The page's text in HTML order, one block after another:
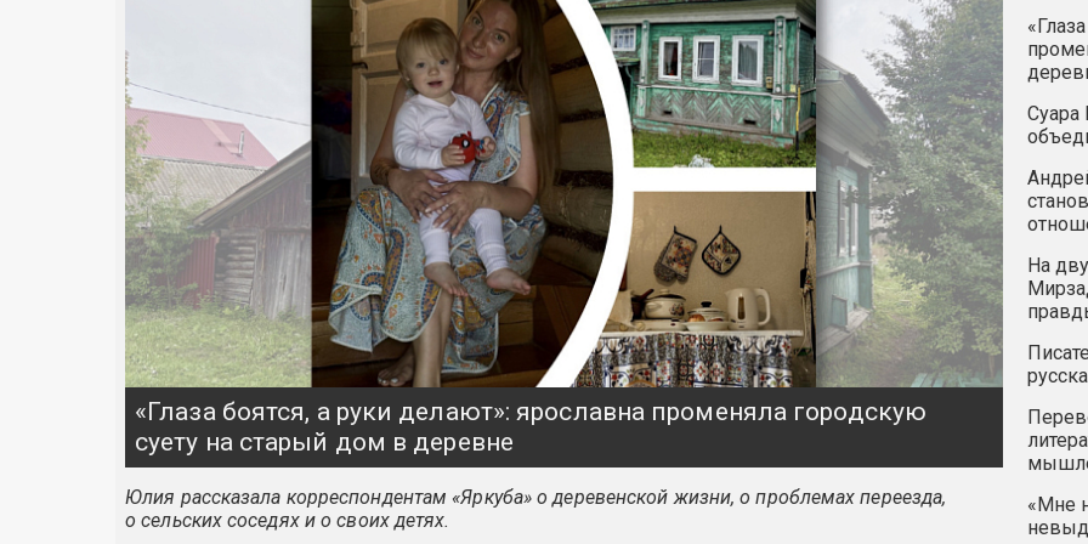
«Глаза боятся, а руки делают»: ярославна променяла городскую
суету на старый дом в деревне
Юлия рассказала корреспондентам «Яркуба» о деревенской жизни, о проблемах переезда,
о сельских соседях и о своих детях.
Суара
На
«Мне